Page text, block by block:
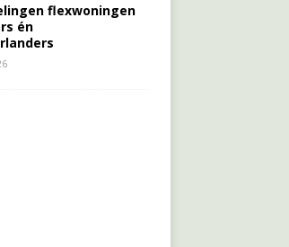
flexwoningen
én